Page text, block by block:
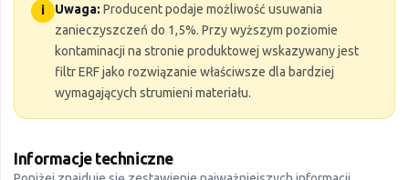
i Uwaga: Producent podaje możliwość usuwania
zanieczyszczeń do 1,5%. Przy wyższym poziomie
kontaminacji na stronie produktowej wskazywany jest
filtr ERF jako rozwiązanie właściwsze dla bardziej
wymagających strumieni materiału.
Informacje techniczne